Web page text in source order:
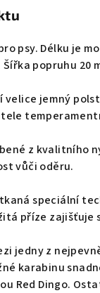
psy. Délku je
popruhu 20
velice jemný
z kvalitního
vůči oděru.
speciální
příze zajišťuje
jedny z
karabinu
Red Dingo.